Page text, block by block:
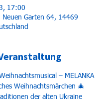
17:00
Neuen Garten 64, 14469
– MELANKA
Weihnachtsmärchen 🎄
der alten Ukraine